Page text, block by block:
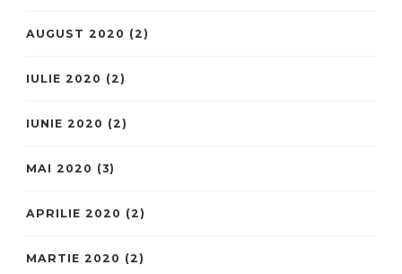
AUGUST 2020 (2)
IULIE 2020 (2)
IUNIE 2020 (2)
MAI 2020 (3)
APRILIE 2020 (2)
MARTIE 2020 (2)